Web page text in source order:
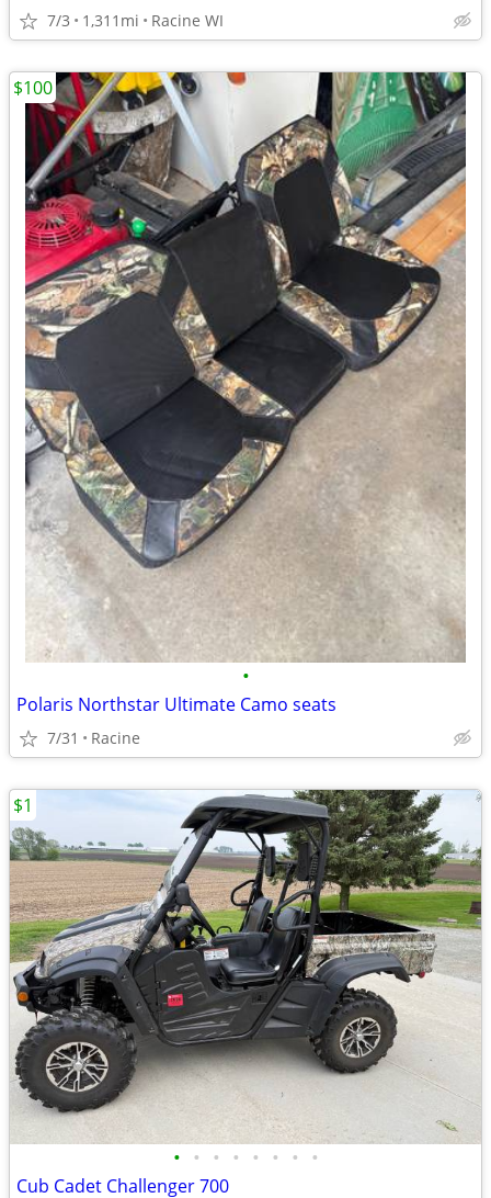
7/3 1,311mi Racine WI
•
Polaris Northstar Ultimate Camo seats
7/31 Racine
$100
• • • • • • • •
Cub Cadet Challenger 700
$1